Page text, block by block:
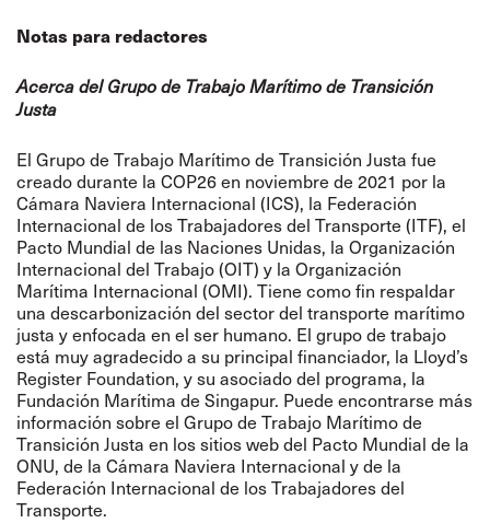
Notas para redactores
Acerca del Grupo de Trabajo Marítimo de Transición
Justa
El Grupo de Trabajo Marítimo de Transición Justa fue
creado durante la COP26 en noviembre de 2021 por la
Cámara Naviera Internacional (ICS), la Federación
Internacional de los Trabajadores del Transporte (ITF), el
Pacto Mundial de las Naciones Unidas, la Organización
Internacional del Trabajo (OIT) y la Organización
Marítima Internacional (OMI). Tiene como fin respaldar
una descarbonización del sector del transporte marítimo
justa y enfocada en el ser humano. El grupo de trabajo
está muy agradecido a su principal financiador, la Lloyd’s
Register Foundation, y su asociado del programa, la
Fundación Marítima de Singapur. Puede encontrarse más
información sobre el Grupo de Trabajo Marítimo de
Transición Justa en los sitios web del Pacto Mundial de la
ONU, de la Cámara Naviera Internacional y de la
Federación Internacional de los Trabajadores del
Transporte.